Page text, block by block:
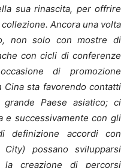
sua rinascita, per offrire
Ancora una volta
non solo con mostre di
con cicli di conferenze
di promozione
sta favorendo contatti
Paese asiatico; ci
e successivamente con gli
accordi con
possano svilupparsi
la creazione di percorsi